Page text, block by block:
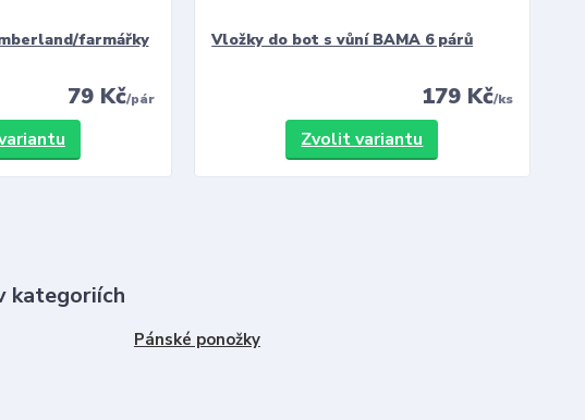
farmářky
79 Kč/pár
Vložky do bot s vůní BAMA 6 párů
179 Kč/ks
Zvolit variantu
kategoriích
Pánské ponožky